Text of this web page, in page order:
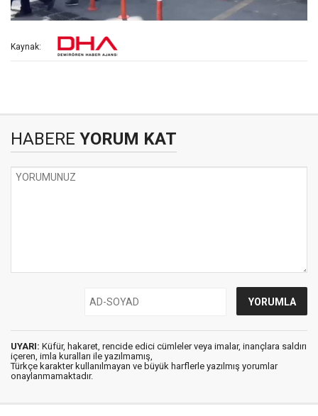
Kaynak:
HABERE YORUM KAT
UYARI: Küfür, hakaret, rencide edici cümleler veya imalar, inançlara saldırı
içeren, imla kuralları ile yazılmamış,
Türkçe karakter kullanılmayan ve büyük harflerle yazılmış yorumlar
onaylanmamaktadır.